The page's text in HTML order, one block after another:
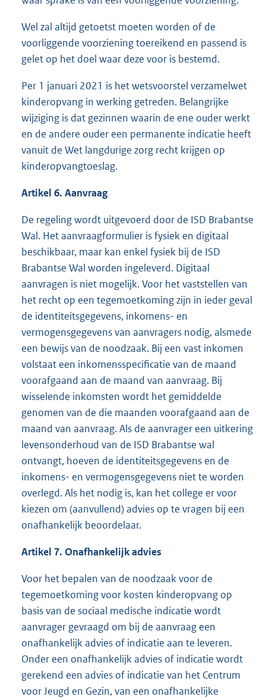
Wel zal altijd getoetst moeten worden of de
voorliggende voorziening toereikend en passend is
gelet op het doel waar deze voor is bestemd.
Per 1 januari 2021 is het wetsvoorstel verzamelwet
kinderopvang in werking getreden. Belangrijke
wijziging is dat gezinnen waarin de ene ouder werkt
en de andere ouder een permanente indicatie heeft
vanuit de Wet langdurige zorg recht krijgen op
kinderopvangtoeslag.
Artikel 6. Aanvraag
De regeling wordt uitgevoerd door de ISD Brabantse
Wal. Het aanvraagformulier is fysiek en digitaal
beschikbaar, maar kan enkel fysiek bij de ISD
Brabantse Wal worden ingeleverd. Digitaal
aanvragen is niet mogelijk. Voor het vaststellen van
het recht op een tegemoetkoming zijn in ieder geval
de identiteitsgegevens, inkomens- en
vermogensgegevens van aanvragers nodig, alsmede
een bewijs van de noodzaak. Bij een vast inkomen
volstaat een inkomensspecificatie van de maand
voorafgaand aan de maand van aanvraag. Bij
wisselende inkomsten wordt het gemiddelde
genomen van de die maanden voorafgaand aan de
maand van aanvraag. Als de aanvrager een uitkering
levensonderhoud van de ISD Brabantse wal
ontvangt, hoeven de identiteitsgegevens en de
inkomens- en vermogensgegevens niet te worden
overlegd. Als het nodig is, kan het college er voor
kiezen om (aanvullend) advies op te vragen bij een
onafhankelijk beoordelaar.
Artikel 7. Onafhankelijk advies
Voor het bepalen van de noodzaak voor de
tegemoetkoming voor kosten kinderopvang op
basis van de sociaal medische indicatie wordt
aanvrager gevraagd om bij de aanvraag een
onafhankelijk advies of indicatie aan te leveren.
Onder een onafhankelijk advies of indicatie wordt
gerekend een advies of indicatie van het Centrum
voor Jeugd en Gezin, van een onafhankelijke